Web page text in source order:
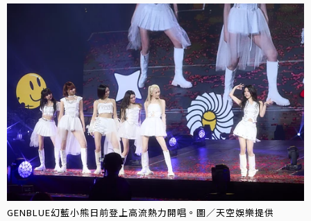
GENBLUE幻藍小熊日前登上高流熱力開唱。圖／天空娛樂提供